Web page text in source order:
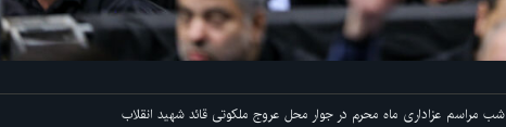
اولین شب مراسم عزاداری ماه محرم در جوار محل عروج ملکوتی قائد شهید انقلاب